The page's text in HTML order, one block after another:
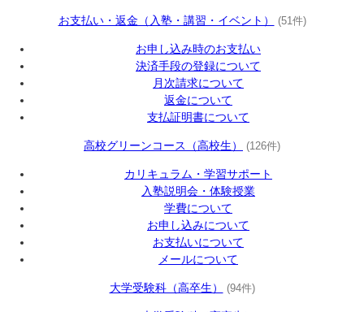
お支払い・返金（入塾・講習・イベント） (51件)
お申し込み時のお支払い
決済手段の登録について
月次請求について
返金について
支払証明書について
高校グリーンコース（高校生） (126件)
カリキュラム・学習サポート
入塾説明会・体験授業
学費について
お申し込みについて
お支払いについて
メールについて
大学受験科（高卒生） (94件)